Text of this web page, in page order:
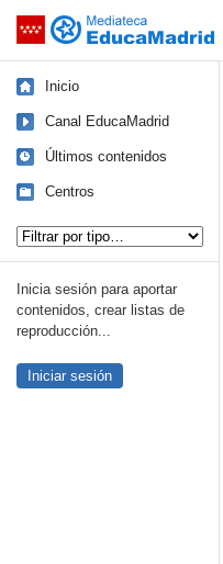
Saltar navegación
Inicio
Canal EducaMadrid
Últimos contenidos
Centros
Inicia sesión para aportar
contenidos, crear listas de
reproducción...
Iniciar sesión